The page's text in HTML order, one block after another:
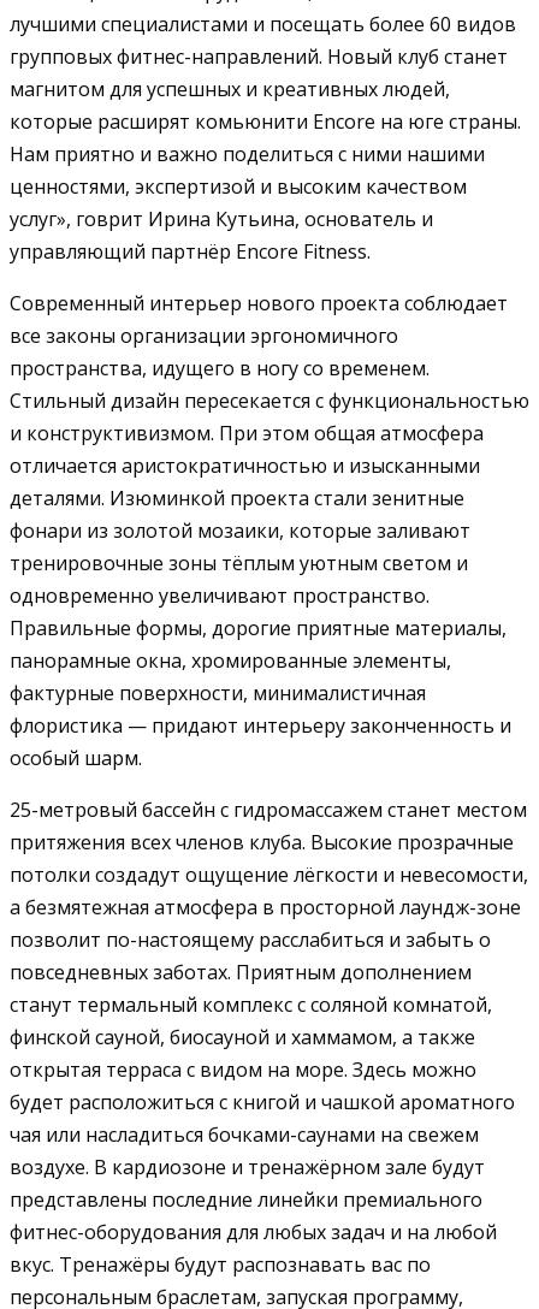
лучшими специалистами и посещать более 60 видов
групповых фитнес-направлений. Новый клуб станет
магнитом для успешных и креативных людей,
которые расширят комьюнити Encore на юге страны.
Нам приятно и важно поделиться с ними нашими
ценностями, экспертизой и высоким качеством
услуг», говрит Ирина Кутьина, основатель и
управляющий партнёр Encore Fitness.
Современный интерьер нового проекта соблюдает
все законы организации эргономичного
пространства, идущего в ногу со временем.
Стильный дизайн пересекается с функциональностью
и конструктивизмом. При этом общая атмосфера
отличается аристократичностью и изысканными
деталями. Изюминкой проекта стали зенитные
фонари из золотой мозаики, которые заливают
тренировочные зоны тёплым уютным светом и
одновременно увеличивают пространство.
Правильные формы, дорогие приятные материалы,
панорамные окна, хромированные элементы,
фактурные поверхности, минималистичная
флористика — придают интерьеру законченность и
особый шарм.
25-метровый бассейн с гидромассажем станет местом
притяжения всех членов клуба. Высокие прозрачные
потолки создадут ощущение лёгкости и невесомости,
а безмятежная атмосфера в просторной лаундж-зоне
позволит по-настоящему расслабиться и забыть о
повседневных заботах. Приятным дополнением
станут термальный комплекс с соляной комнатой,
финской сауной, биосауной и хаммамом, а также
открытая терраса с видом на море. Здесь можно
будет расположиться с книгой и чашкой ароматного
чая или насладиться бочками-саунами на свежем
воздухе. В кардиозоне и тренажёрном зале будут
представлены последние линейки премиального
фитнес-оборудования для любых задач и на любой
вкус. Тренажёры будут распознавать вас по
персональным браслетам, запуская программу,